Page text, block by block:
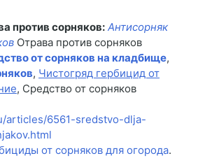
против сорняков: Антисорняк
Отрава против сорняков
от сорняков на кладбище,
, Чистогряд гербицид от
, Средство от сорняков
articles/6561-sredstvo-dlja-
от сорняков для огорода.